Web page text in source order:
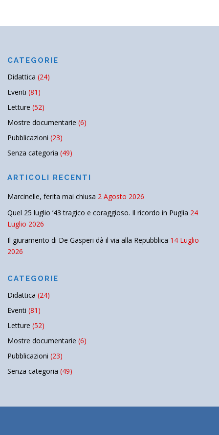
CATEGORIE
Didattica (24)
Eventi (81)
Letture (52)
Mostre documentarie (6)
Pubblicazioni (23)
Senza categoria (49)
ARTICOLI RECENTI
Marcinelle, ferita mai chiusa 2 Agosto 2026
Quel 25 luglio ’43 tragico e coraggioso. Il ricordo in Puglia 24
Luglio 2026
Il giuramento di De Gasperi dà il via alla Repubblica 14 Luglio
2026
CATEGORIE
Didattica (24)
Eventi (81)
Letture (52)
Mostre documentarie (6)
Pubblicazioni (23)
Senza categoria (49)